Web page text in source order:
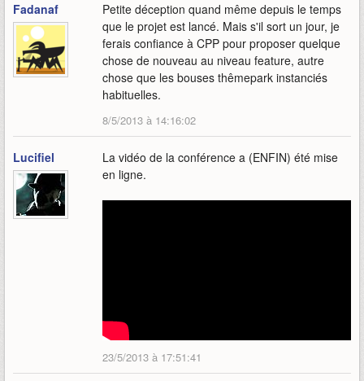
Fadanaf
Petite déception quand même depuis le temps
que le projet est lancé. Mais s'il sort un jour, je
ferais confiance à CPP pour proposer quelque
chose de nouveau au niveau feature, autre
chose que les bouses thêmepark instanciés
habituelles.
8/5/2013 à 14:16:02
Lucifiel
La vidéo de la conférence a (ENFIN) été mise
en ligne.
23/5/2013 à 17:51:41